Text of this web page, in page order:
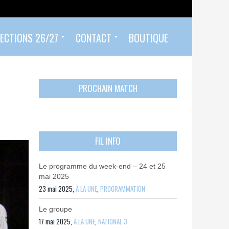
26/27 CONTACT BOUTIQUE
PROCHAIN MATCH
FIL INFO
Le programme du week-end – 24 et 25
mai 2025
23 mai 2025,À LA UNE,PROGRAMMATION
Le groupe
17 mai 2025,À LA UNE,NATIONAL 3